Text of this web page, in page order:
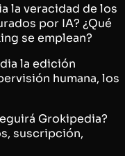
la veracidad de los
por IA? ¿Qué
se emplean?
la edición
humana, los
Grokipedia?
suscripción,